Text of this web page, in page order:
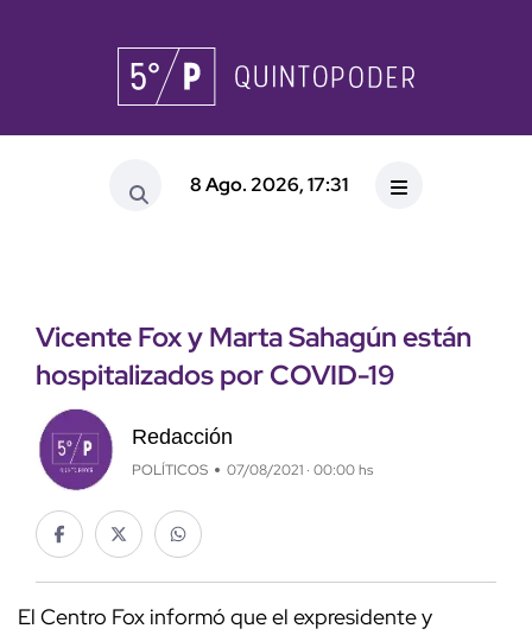
8 Ago. 2026, 17:31
Vicente Fox y Marta Sahagún están
hospitalizados por COVID-19
Redacción
POLÍTICOS 07/08/2021 · 00:00 hs
El Centro Fox informó que el expresidente y